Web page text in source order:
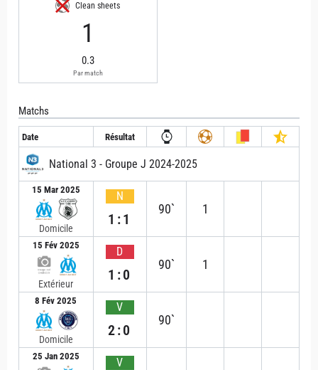
Clean sheets
1
0.3
Par match
Matchs
Date Résultat
National 3 - Groupe J 2024-2025
15 Mar 2025
Domicile
N
1:1
90` 1
15 Fév 2025
Extérieur
D
1:0
90` 1
8 Fév 2025
Domicile
V
2:0
90`
25 Jan 2025 V